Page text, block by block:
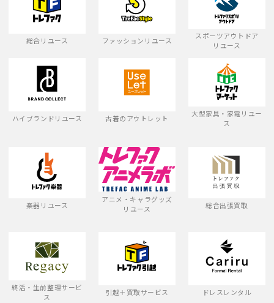
総合リユース ファッションリユース
スポーツアウトドア
リユース
ハイブランドリユース 古着のアウトレット
大型家具・家電リユー
ス
楽器リユース
アニメ・キャラグッズ
リユース
総合出張買取
終活・生前整理サービ
ス
引越＋買取サービス ドレスレンタル